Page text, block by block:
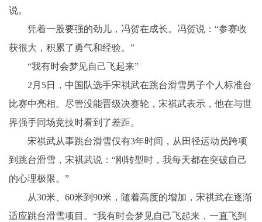
说。
凭着一股要强的劲儿，冯贺在成长。冯贺说：“参赛收
获很大，积累了勇气和经验。”
“我有时会梦见自己飞起来”
2月5日，中国队选手宋祺武在跳台滑雪男子个人标准台
比赛中亮相。尽管没能晋级决赛轮，宋祺武表示，他在与世
界强手同场竞技时看到了差距。
宋祺武从事跳台滑雪仅有3年时间，从田径运动员跨项
到跳台滑雪，宋祺武说：“刚转型时，我每天都在突破自己
的心理极限。”
从30米、60米到90米，随着高度的增加，宋祺武在逐渐
适应跳台滑雪项目。“我有时会梦见自己飞起来，一直飞到